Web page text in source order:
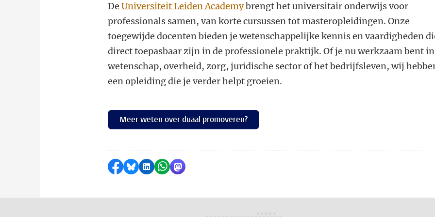
DeUniversiteit Leiden Academybrengt het universitair onderwijs voor
professionals samen, van korte cursussen tot masteropleidingen. Onze
toegewijde docenten bieden je wetenschappelijke kennis en vaardigheden
direct toepasbaar zijn in de professionele praktijk. Of je nu werkzaam bent in
wetenschap, overheid, zorg, juridische sector of het bedrijfsleven, wij
een opleiding die je verder helpt groeien.
Meer weten over duaal promoveren?
Delen op Facebook
Delen via Bluesky
Delen op LinkedIn
Delen via WhatsApp
Delen via Mastodon